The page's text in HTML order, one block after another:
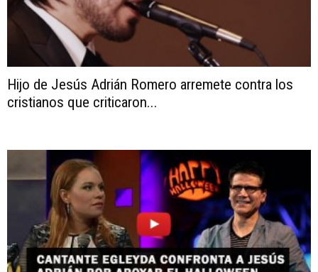
Hijo de Jesús Adrián Romero arremete contra los
cristianos que criticaron...